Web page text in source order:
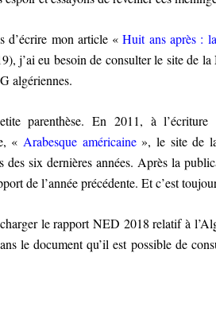
d’écrire mon article «Huit ans après :
j’ai eu besoin de consulter le site de
algériennes.
parenthèse. En 2011, à
«Arabesque américaine», le site de
des six dernières années. Après la
de l’année précédente. Et c’est
le rapport NED 2018 relatif à
le document qu’il est possible de